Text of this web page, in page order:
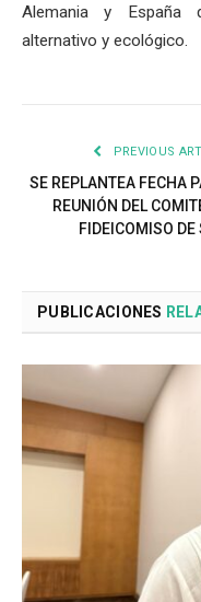
Alemania y España
alternativo y ecológico.
PREVIOUS
SE REPLANTEA FECHA
REUNIÓN DEL
FIDEICOMISO DE
PUBLICACIONES